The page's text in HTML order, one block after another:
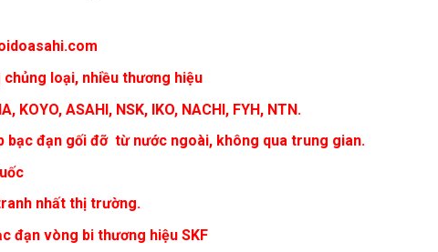
loại, nhiều thương hiệu
KOYO, ASAHI, NSK, IKO, NACHI, FYH, NTN.
bạc đạn gối đỡ từ nước ngoài, không qua trung gian.
nhất thị trường.
đạn vòng bi thương hiệu SKF